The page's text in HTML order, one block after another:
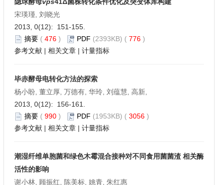
宋瑛瑾, 刘晓光
2013, 0(12): 151-155.
摘要 ( 476 ) PDF (2393KB) ( 776 )
参考文献 | 相关文章 | 计量指标
毕赤酵母电转化方法的探索
杨小盼, 董立厚, 万德有, 华玲, 刘蕴慧, 高新,
2013, 0(12): 156-161.
摘要 ( 990 ) PDF (1953KB) ( 3056 )
参考文献 | 相关文章 | 计量指标
潮湿纤维单胞菌和绿色木霉混合接种对不同食用菌菌渣 相关酶
活性的影响
谢小林, 顾振红, 陈美标, 姚青, 朱红惠